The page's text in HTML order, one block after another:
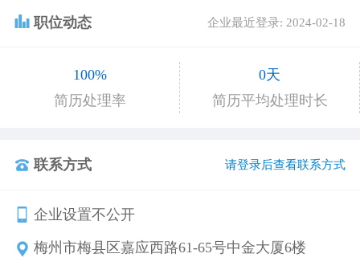
职位动态 企业最近登录: 2024-02-18
100%
简历处理率
0天
简历平均处理时长
联系方式 请登录后查看联系方式
企业设置不公开
梅州市梅县区嘉应西路61-65号中金大厦6楼